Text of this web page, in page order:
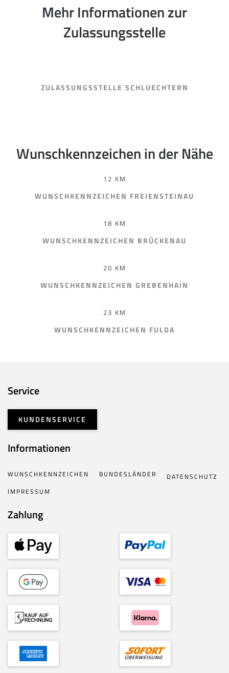
Mehr Informationen zur
Zulassungsstelle
ZULASSUNGSSTELLE SCHLUECHTERN
Wunschkennzeichen in der Nähe
12 KM
WUNSCHKENNZEICHEN FREIENSTEINAU
18 KM
WUNSCHKENNZEICHEN BRÜCKENAU
20 KM
WUNSCHKENNZEICHEN GREBENHAIN
23 KM
WUNSCHKENNZEICHEN FULDA
Service
KUNDENSERVICE
Informationen
WUNSCHKENNZEICHEN BUNDESLÄNDER
DATENSCHUTZ
IMPRESSUM
Zahlung